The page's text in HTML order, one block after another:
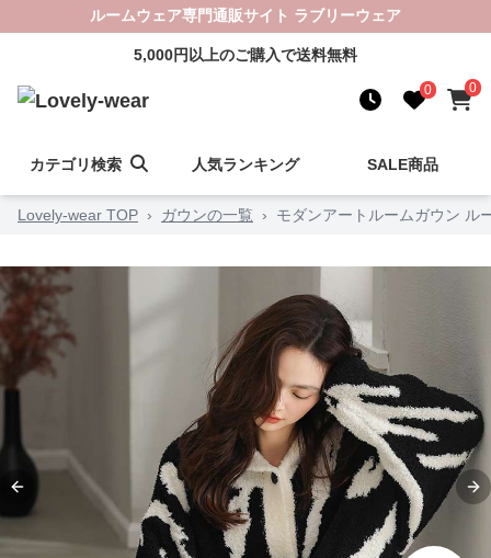
ルームウェア専門通販サイト ラブリーウェア
5,000円以上のご購入で送料無料
0 0
カテゴリ検索 人気ランキング SALE商品
Lovely-wear TOP › ガウンの一覧 › モダンアートルームガウン ル
Previous slide